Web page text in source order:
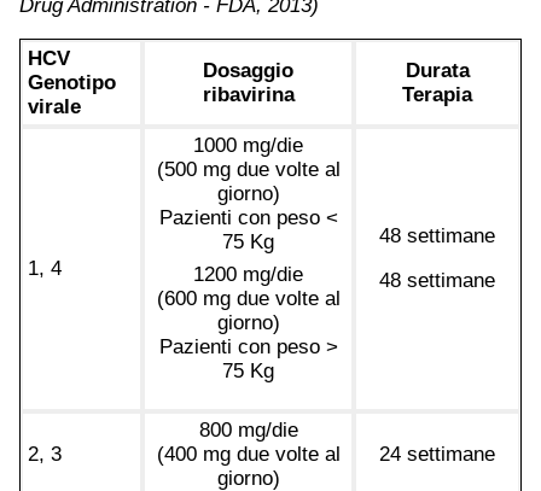
Drug Administration - FDA, 2013)
HCV
Genotipo
virale
Dosaggio
ribavirina
Durata
Terapia
1, 4
1000 mg/die
(500 mg due volte al
giorno)
Pazienti con peso <
75 Kg
1200 mg/die
(600 mg due volte al
giorno)
Pazienti con peso >
75 Kg
48 settimane
48 settimane
2, 3
800 mg/die
(400 mg due volte al
giorno)
24 settimane